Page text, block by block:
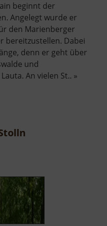
beginnt der
Angelegt wurde er
den Marienberger
bereitzustellen. Dabei
denn er geht über
und
An vielen St.. »